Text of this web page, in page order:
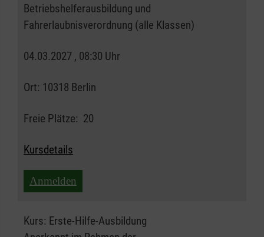
Betriebshelferausbildung und
Fahrerlaubnisverordnung (alle Klassen)
04.03.2027 , 08:30 Uhr
Ort: 10318 Berlin
Freie Plätze: 20
Kursdetails
Anmelden
Kurs: Erste-Hilfe-Ausbildung